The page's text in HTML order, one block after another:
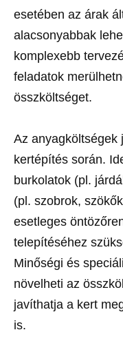
esetében az árak
alacsonyabbak
komplexebb
feladatok
összköltséget.
Az anyagköltségek
kertépítés során.
burkolatok (pl.
(pl. szobrok,
esetleges
telepítéséhez
Minőségi és
növelheti az
javíthatja a kert
is.